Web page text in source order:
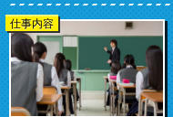
仕事内容